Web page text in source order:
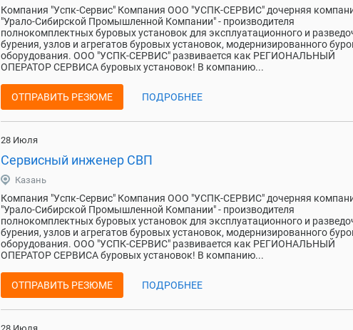
Компания "Успк-Сервис" Компания ООО "УСПК-СЕРВИС" дочерняя
"Урало-Сибирской Промышленной Компании" - производителя
полнокомплектных буровых установок для эксплуатационного и
бурения, узлов и агрегатов буровых установок, модернизированного
оборудования. ООО "УСПК-СЕРВИС" развивается как РЕГИОНАЛЬНЫЙ
ОПЕРАТОР СЕРВИСА буровых установок! В компанию...
ОТПРАВИТЬ РЕЗЮМЕ ПОДРОБНЕЕ
28 Июля
Сервисный инженер СВП
Казань
Компания "Успк-Сервис" Компания ООО "УСПК-СЕРВИС" дочерняя
"Урало-Сибирской Промышленной Компании" - производителя
полнокомплектных буровых установок для эксплуатационного и
бурения, узлов и агрегатов буровых установок, модернизированного
оборудования. ООО "УСПК-СЕРВИС" развивается как РЕГИОНАЛЬНЫЙ
ОПЕРАТОР СЕРВИСА буровых установок! В компанию...
ОТПРАВИТЬ РЕЗЮМЕ ПОДРОБНЕЕ